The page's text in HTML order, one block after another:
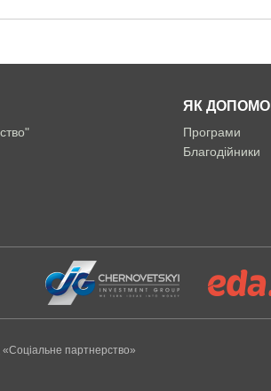
ЯК
Програми
Благодійники
«Соціальне партнерство»